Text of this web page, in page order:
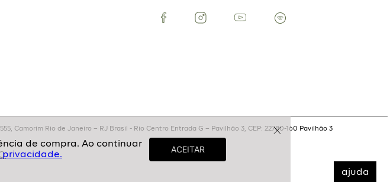
ajuda
Camorim Rio de Janeiro – RJ Brasil - Rio Centro Entrada G – Pavilhão 3, CEP: 22780-160 Pavilhão 3